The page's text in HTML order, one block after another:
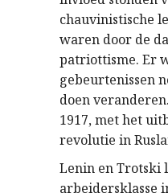
chauvinistische
waren door de
patriottisme. Er
gebeurtenissen
doen
1917, met het
revolutie in
Lenin en Trotski
arbeidersklasse